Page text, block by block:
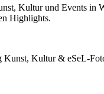
Kultur und Events in
Highlights.
Kultur & eSeL-